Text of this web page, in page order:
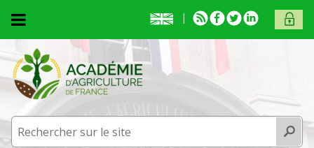
L'académie
Activités
Membres
English
presentation
RSSFacebook
TwitterLinkedinACCÈS
Accueil
L'académie
Activités